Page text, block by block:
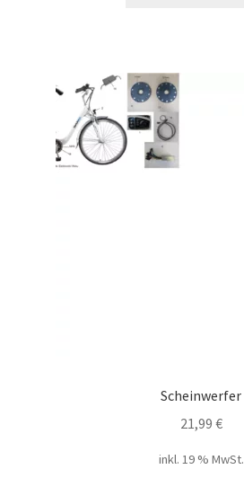
Scheinwerfer
21,99 €
inkl. 19 % MwSt.